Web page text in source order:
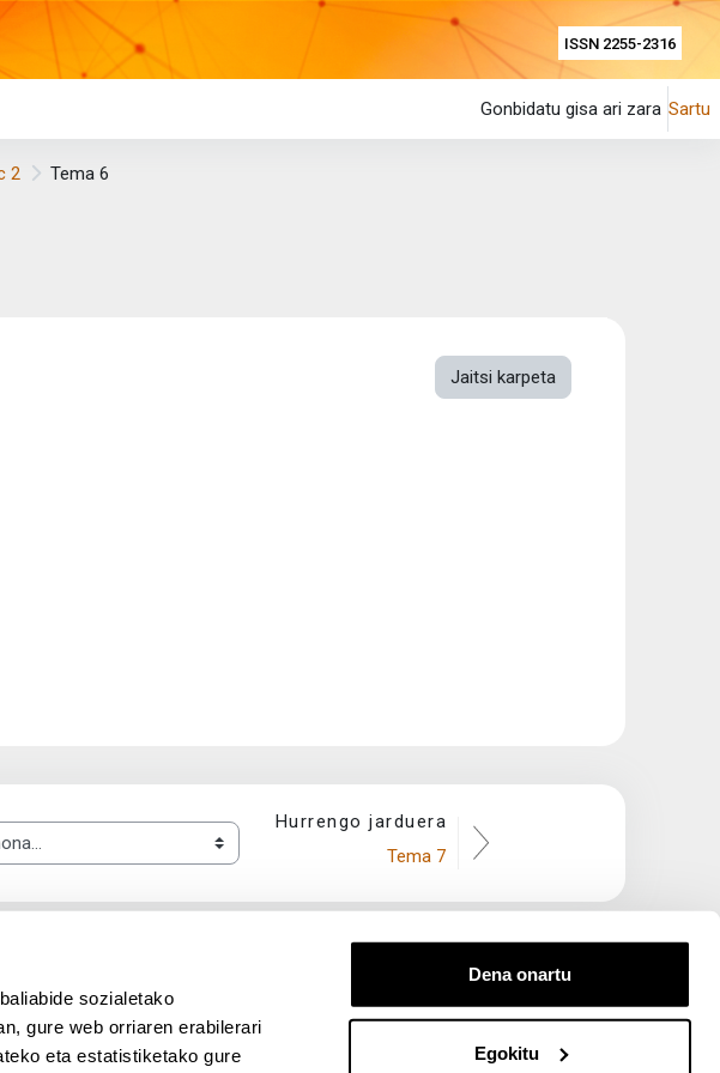
sozialetako
gure web orriaren erabilerari
eta estatistiketako gure
Dena onartu
Egokitu
ISSN 2255-2316
Gonbidatu gisa ari zara Sartu
2 Tema 6
Jaitsi karpeta
Hurrengo jarduera
Tema 7
en Facebook (abre ventana nueva)
UPV/EHU en Twitter (abre ventana nueva)
UPV/EHU en LinkedIn (abre ventana nueva)
UPV/EHU en YouTube (abre ventana nueva)